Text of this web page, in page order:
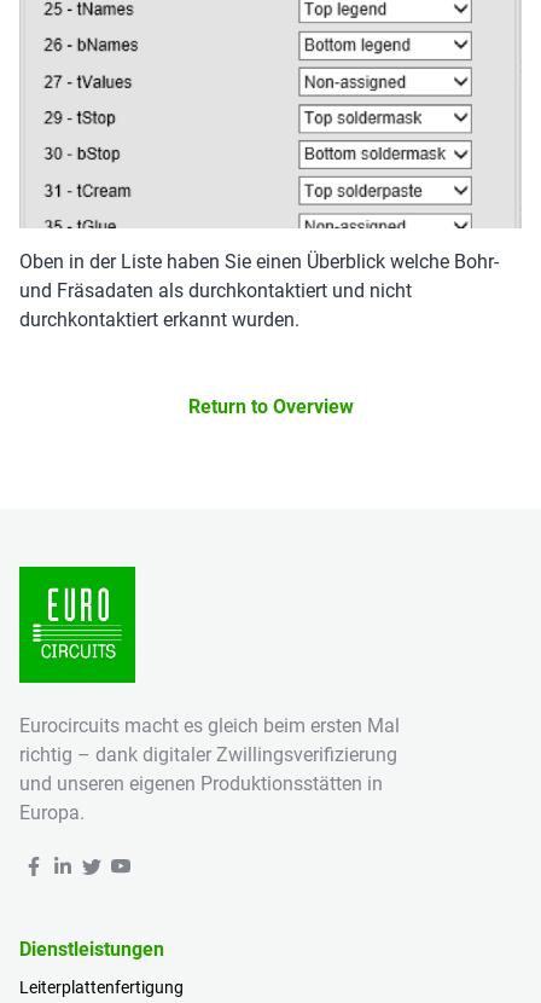
Oben in der Liste haben Sie einen Überblick welche Bohr-
und Fräsadaten als durchkontaktiert und nicht
durchkontaktiert erkannt wurden.
Return to Overview
Eurocircuits macht es gleich beim ersten Mal
richtig – dank digitaler Zwillingsverifizierung
und unseren eigenen Produktionsstätten in
Europa.
Dienstleistungen
Leiterplattenfertigung